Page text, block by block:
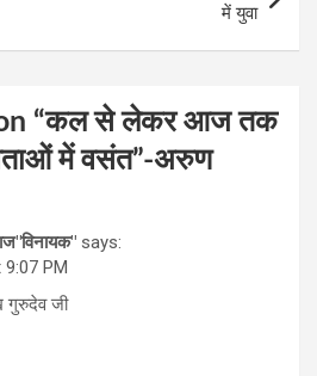
में युवा
“कल से लेकर आज तक
में वसंत”-अरुण
says:
PM
जी